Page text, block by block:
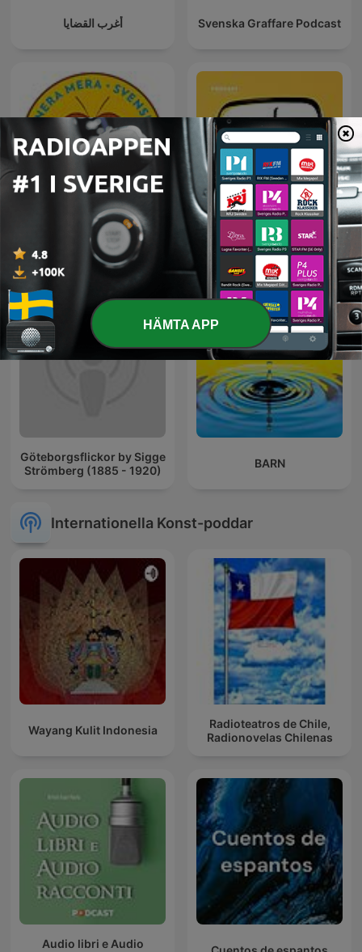
أغرب القضايا Svenska Graffare Podcast
Svenska Bins podcast ساعة لقلبك
Göteborgsflickor by Sigge
Strömberg (1885 - 1920)
BARN
Internationella Konst-poddar
Wayang Kulit Indonesia
Radioteatros de Chile,
Radionovelas Chilenas
Audio libri e Audio
HÄMTA APP